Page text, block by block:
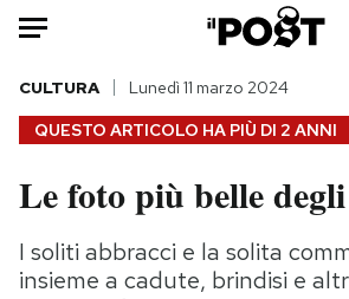
Auto
HOME
Italia
Politica
Moda
QUESTO ARTICOLO HA PIÙ DI 2 ANNI
CULTURA Lunedì 11 marzo 2024
Le foto più belle
I soliti abbracci e la solita
insieme a cadute, brindisi e